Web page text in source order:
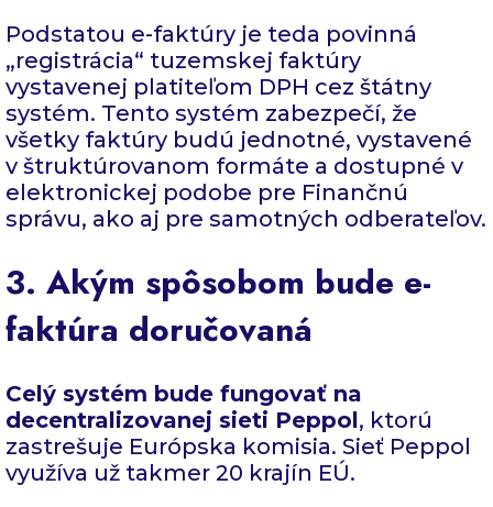
Podstatou e-faktúry je teda povinná
„registrácia“ tuzemskej faktúry
vystavenej platiteľom DPH cez štátny
systém. Tento systém zabezpečí, že
všetky faktúry budú jednotné, vystavené
v štruktúrovanom formáte a dostupné v
elektronickej podobe pre Finančnú
správu, ako aj pre samotných odberateľov.
3. Akým spôsobom bude e-
faktúra doručovaná
Celý systém bude fungovať na
decentralizovanej sieti Peppol, ktorú
zastrešuje Európska komisia. Sieť Peppol
využíva už takmer 20 krajín EÚ.